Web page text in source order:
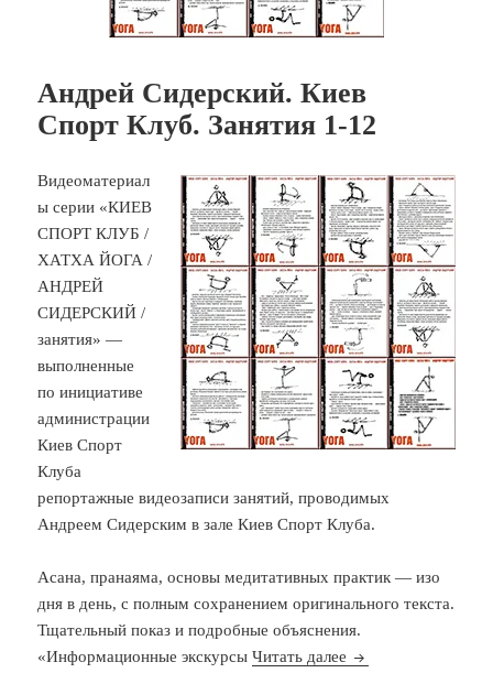
Андрей Сидерский. Киев
Спорт Клуб. Занятия 1-12
Видеоматериал
ы серии «КИЕВ
СПОРТ КЛУБ /
ХАТХА ЙОГА /
АНДРЕЙ
СИДЕРСКИЙ /
занятия» —
выполненные
по инициативе
администрации
Киев Спорт
Клуба
репортажные видеозаписи занятий, проводимых
Андреем Сидерским в зале Киев Спорт Клуба.
Асана, пранаяма, основы медитативных практик — изо
дня в день, с полным сохранением оригинального текста.
Тщательный показ и подробные объяснения.
«Информационные экскурсыЧитать далее Андрей